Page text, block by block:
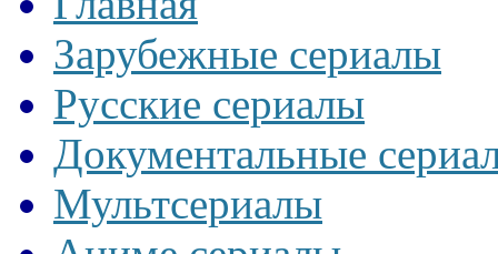
Зарубежные сериалы
Русские сериалы
Документальные
Мультсериалы